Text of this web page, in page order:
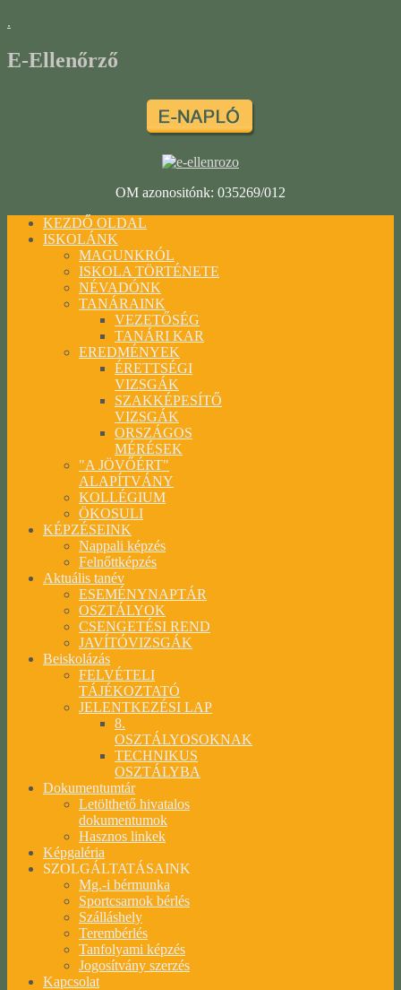
.
E-Ellenőrző
OM azonositónk: 035269/012
KEZDŐ OLDAL
ISKOLÁNK
MAGUNKRÓL
ISKOLA TÖRTÉNETE
NÉVADÓNK
TANÁRAINK
VEZETŐSÉG
TANÁRI KAR
EREDMÉNYEK
ÉRETTSÉGI
VIZSGÁK
SZAKKÉPESÍTŐ
VIZSGÁK
ORSZÁGOS
MÉRÉSEK
"A JÖVŐÉRT"
ALAPÍTVÁNY
KOLLÉGIUM
ÖKOSULI
KÉPZÉSEINK
Nappali képzés
Felnőttképzés
Aktuális tanév
ESEMÉNYNAPTÁR
OSZTÁLYOK
CSENGETÉSI REND
JAVÍTÓVIZSGÁK
Beiskolázás
FELVÉTELI
TÁJÉKOZTATÓ
JELENTKEZÉSI LAP
8.
OSZTÁLYOSOKNAK
TECHNIKUS
OSZTÁLYBA
Dokumentumtár
Letölthető hivatalos
dokumentumok
Hasznos linkek
Képgaléria
SZOLGÁLTATÁSAINK
Mg.-i bérmunka
Sportcsarnok bérlés
Szálláshely
Terembérlés
Tanfolyami képzés
Jogosítvány szerzés
Kapcsolat